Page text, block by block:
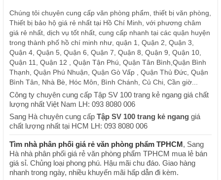
Chúng tôi chuyên cung cấp văn phòng phẩm, thiết bị văn phòng,
Thiết bị bảo hộ giá rẻ nhất tại Hồ Chí Minh, với phương châm
giá rẻ nhất, dịch vụ tốt nhất, cung cấp nhanh tại các quận huyện
trong thành phố hồ chí minh như, quận 1, Quận 2, Quận 3,
Quận 4, Quận 5, Quận 6, Quận 7, Quận 8, Quận 9, Quận 10,
Quận 11, Quận 12 , Quận Tận Phú, Quận Tân Bình,Quận Bình
Thạnh, Quận Phú Nhuận, Quận Gò Vấp , Quận Thủ Đức, Quận
Bình Tân, Nhà Bè, Hóc Môn, Bình Chánh, Củ Chi, Cần giờ...
Công ty chuyên cung cấp Tập SV 100 trang kẻ ngang giá chất
lượng nhất Việt Nam LH: 093 8080 006
Sang Hà chuyên cung cấpTập SV 100 trang kẻ ngang giá
chất lượng nhất tại HCM LH: 093 8080 006
Tìm nhà phân phối giá rẻ văn phòng phẩm TPHCM, Sang
Hà nhà phân phối giá rẻ văn phòng phẩm TPHCM mua lẻ bán
giá sỉ. Chủng loại phong phú. Hậu mãi chu đáo. Giao hàng
nhanh trong ngày, nhiều khuyến mãi hấp dẫn đi kèm.